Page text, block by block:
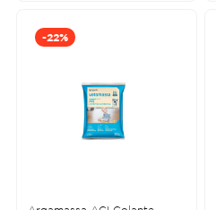
-22%